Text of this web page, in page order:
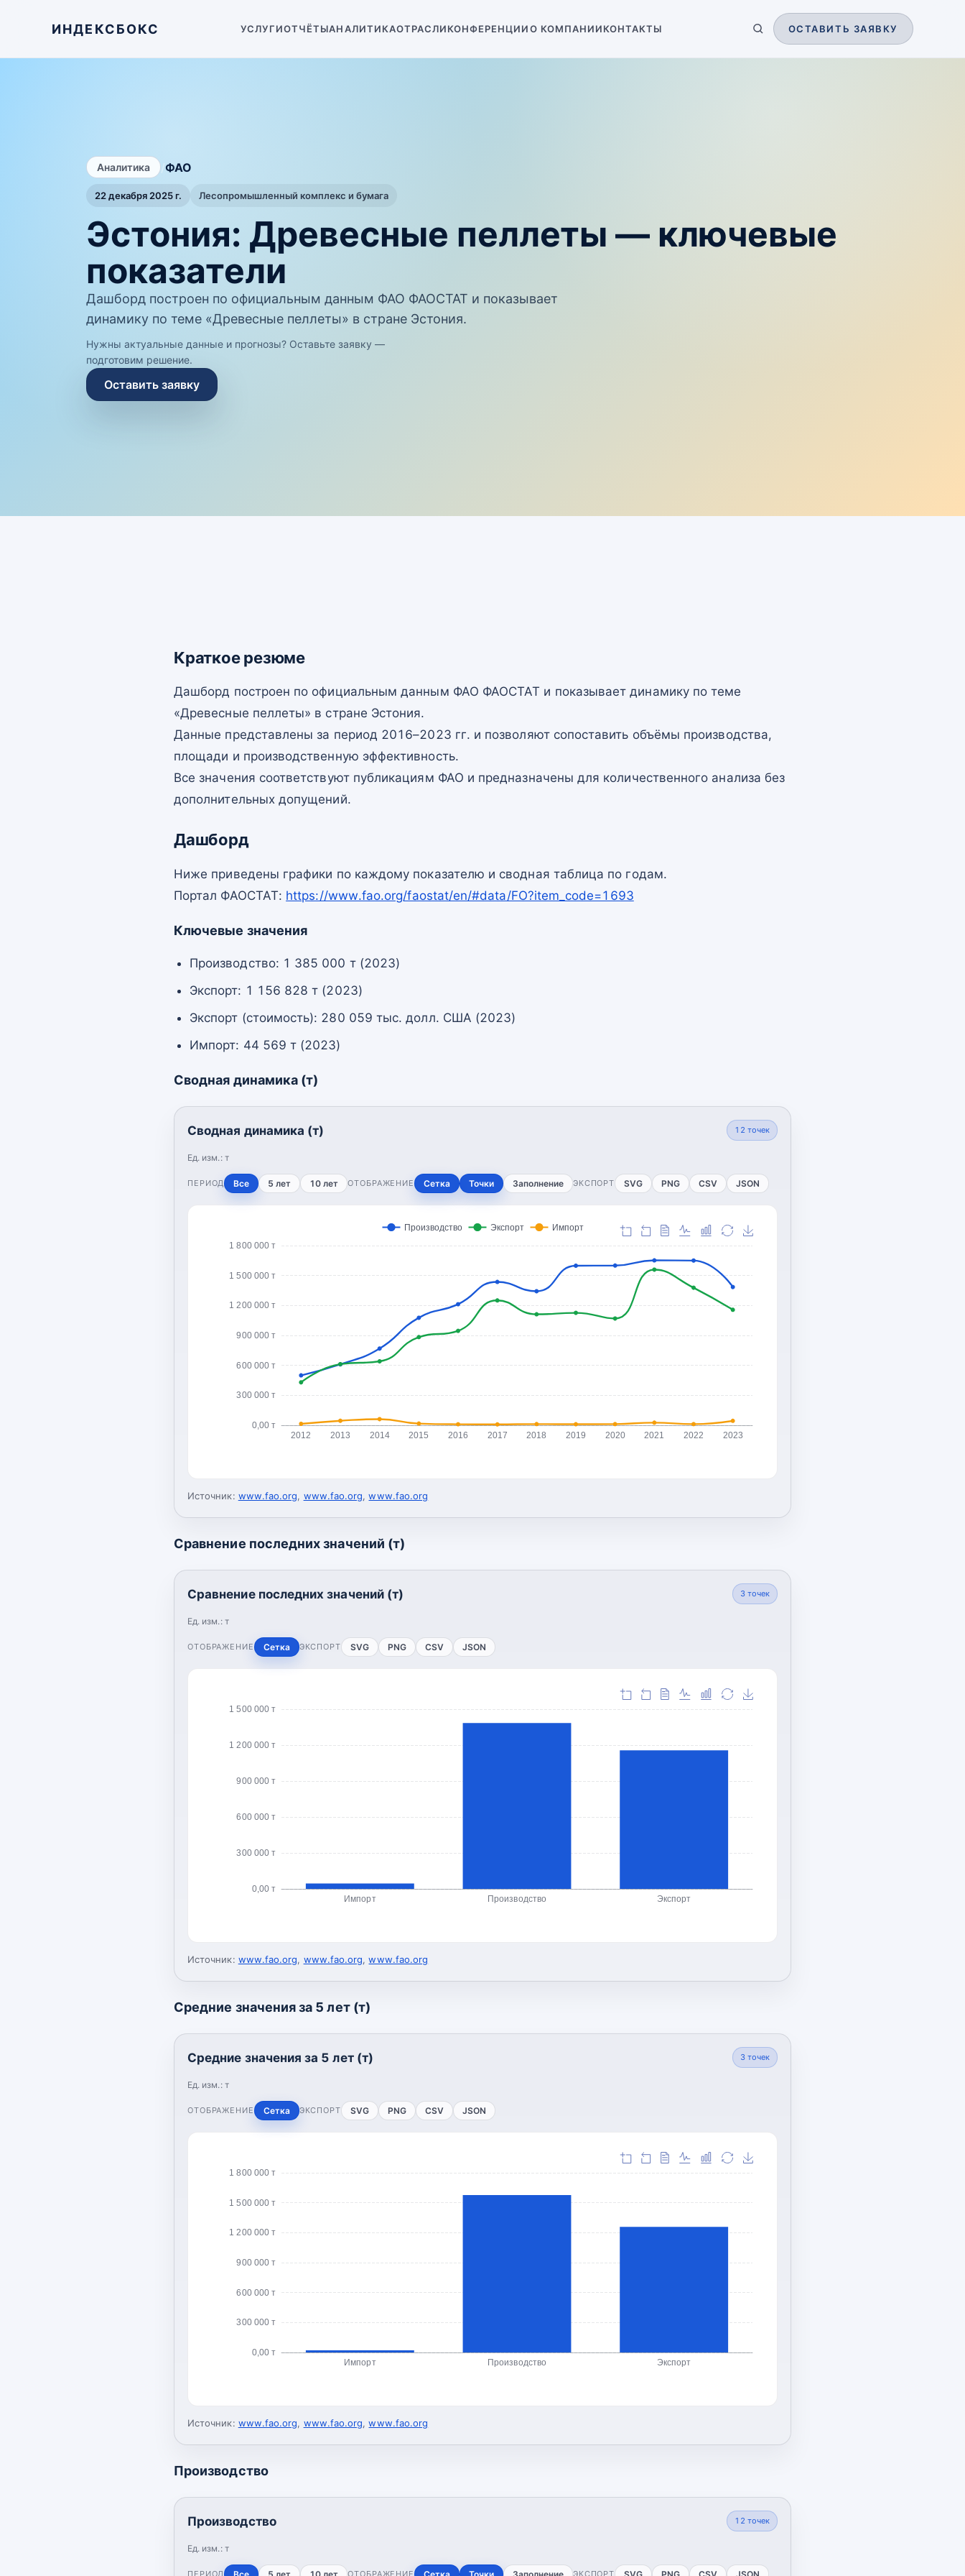
ИНДЕКСБОКС УСЛУГИОТЧЁТЫАНАЛИТИКАОТРАСЛИКОНФЕРЕНЦИИО КОМПАНИИКОНТАКТЫ ОСТАВИТЬ ЗАЯВКУ
Аналитика /ФАО
22 декабря 2025 г. Лесопромышленный комплекс и бумага
Эстония: Древесные пеллеты — ключевые
показатели
Дашборд построен по официальным данным ФАО ФАОСТАТ и показывает
динамику по теме «Древесные пеллеты» в стране Эстония.
Нужны актуальные данные и прогнозы? Оставьте заявку —
подготовим решение.
Оставить заявку
Краткое резюме
Дашборд построен по официальным данным ФАО ФАОСТАТ и показывает динамику по теме
«Древесные пеллеты» в стране Эстония.
Данные представлены за период 2016–2023 гг. и позволяют сопоставить объёмы производства,
площади и производственную эффективность.
Все значения соответствуют публикациям ФАО и предназначены для количественного анализа без
дополнительных допущений.
Дашборд
Ниже приведены графики по каждому показателю и сводная таблица по годам.
Портал ФАОСТАТ: https://www.fao.org/faostat/en/#data/FO?item_code=1693
Ключевые значения
Производство: 1 385 000 т (2023)
Экспорт: 1 156 828 т (2023)
Экспорт (стоимость): 280 059 тыс. долл. США (2023)
Импорт: 44 569 т (2023)
Сводная динамика (т)
Сводная динамика (т)
Ед. изм.: т
12 точек
ПЕРИОД Все 5 лет 10 лет ОТОБРАЖЕНИЕ Сетка Точки Заполнение ЭКСПОРТ SVG PNG CSV JSON
0,00 т
300 000 т
600 000 т
900 000 т
1 200 000 т
1 500 000 т
1 800 000 т
2012 2013 2014 2015 2016 2017 2018 2019 2020 2021 2022 2023
Производство Экспорт Импорт
Источник: www.fao.org, www.fao.org,www.fao.org
Сравнение последних значений (т)
Сравнение последних значений (т)
Ед. изм.: т
3точек
ОТОБРАЖЕНИЕ Сетка ЭКСПОРТ SVG PNG CSV JSON
0,00 т
300 000 т
600 000 т
900 000 т
1 200 000 т
1 500 000 т
Импорт Производство Экспорт
Источник: www.fao.org, www.fao.org,www.fao.org
Средние значения за 5 лет (т)
Средние значения за 5 лет (т)
Ед. изм.: т
3точек
ОТОБРАЖЕНИЕ Сетка ЭКСПОРТ SVG PNG CSV JSON
0,00 т
300 000 т
600 000 т
900 000 т
1 200 000 т
1 500 000 т
1 800 000 т
Импорт Производство Экспорт
Источник: www.fao.org, www.fao.org,www.fao.org
Производство
Производство
Ед. изм.: т
12 точек
ПЕРИОД Все 5 лет 10 лет ОТОБРАЖЕНИЕ Сетка Точки Заполнение ЭКСПОРТ SVG PNG CSV JSON